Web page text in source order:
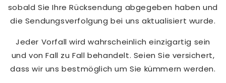
sobald Sie Ihre Rücksendung abgegeben haben und
die Sendungsverfolgung bei uns aktualisiert wurde.
Jeder Vorfall wird wahrscheinlich einzigartig sein
und von Fall zu Fall behandelt. Seien Sie versichert,
dass wir uns bestmöglich um Sie kümmern werden.